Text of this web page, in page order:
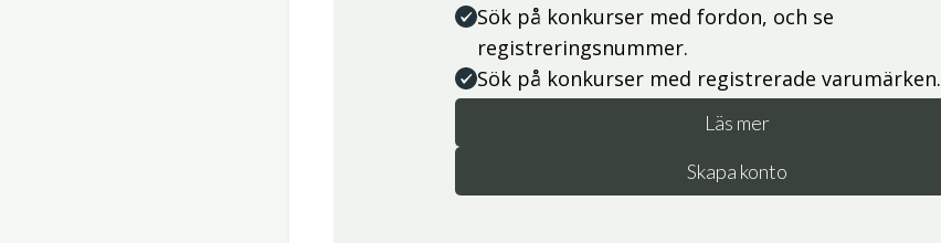
Sök på konkurser med fordon, och se
registreringsnummer.
Sök på konkurser med registrerade varumärken.
Läs mer
Skapa konto